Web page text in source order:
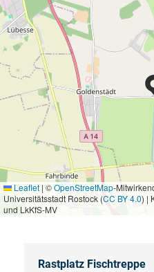
Leaflet | ©OpenStreetMap-
Universitätsstadt Rostock (CC BY 4.0) |
und LkKfS-MV
Rastplatz Fischtreppe